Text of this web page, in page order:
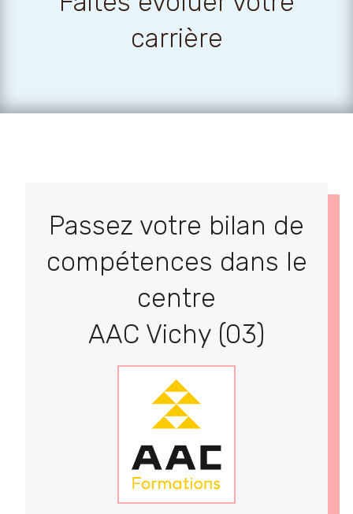
carrière
Passez votre bilan de
compétences dans le
centre
AAC Vichy (03)